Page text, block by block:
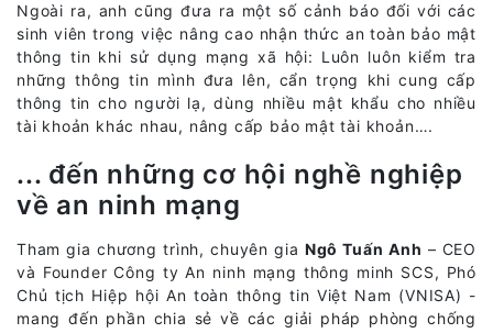
Ngoài ra, anh cũng đưa ra một số cảnh báo đối với các
sinh viên trong việc nâng cao nhận thức an toàn bảo mật
thông tin khi sử dụng mạng xã hội: Luôn luôn kiểm tra
những thông tin mình đưa lên, cẩn trọng khi cung cấp
thông tin cho người lạ, dùng nhiều mật khẩu cho nhiều
tài khoản khác nhau, nâng cấp bảo mật tài khoản….
... đến những cơ hội nghề nghiệp
về an ninh mạng
Tham gia chương trình, chuyên gia Ngô Tuấn Anh – CEO
và Founder Công ty An ninh mạng thông minh SCS, Phó
Chủ tịch Hiệp hội An toàn thông tin Việt Nam (VNISA) -
mang đến phần chia sẻ về các giải pháp phòng chống